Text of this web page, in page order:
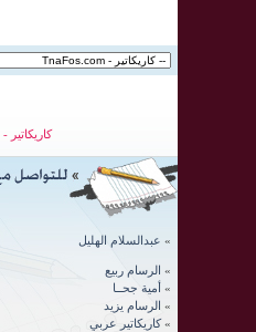
كاريكاتير -
» عبدالسلام الهليل
» الرسام ربيع
» أمية جحــا
» الرسام يزيد
» كاريكاتير عربي